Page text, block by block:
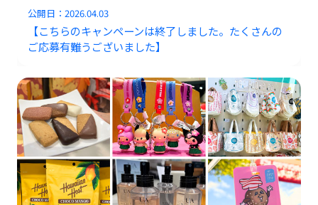
公開日：2026.04.03
【こちらのキャンペーンは終了しました。たくさんの
ご応募有難うございました】